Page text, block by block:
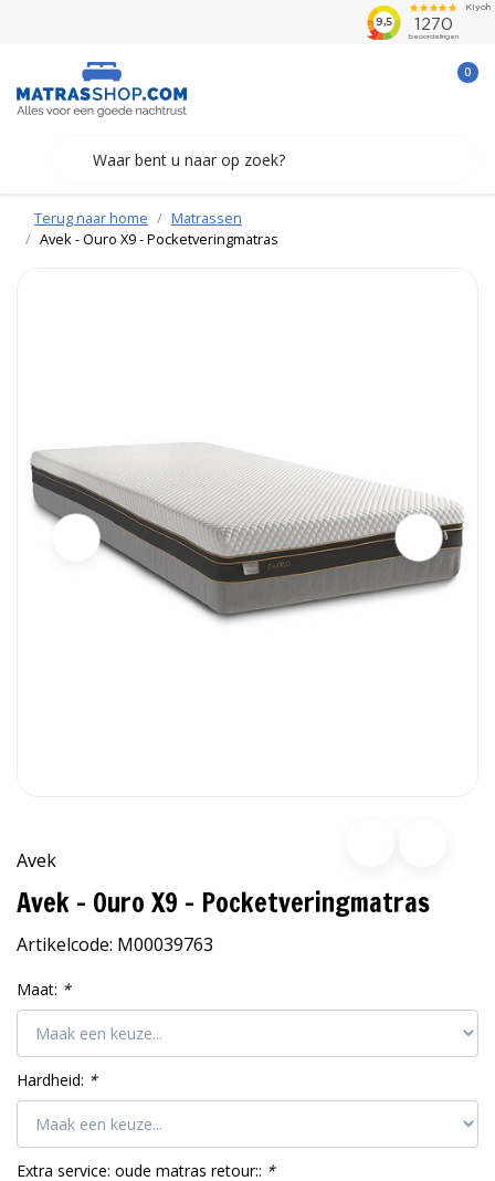
0
Terug naar home
Matrassen
Avek - Ouro X9 - Pocketveringmatras
Avek
Avek - Ouro X9 - Pocketveringmatras
Artikelcode: M00039763
Maat: *
Hardheid: *
Extra service: oude matras retour:: *